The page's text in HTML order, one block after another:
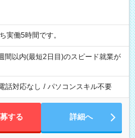
のうち実働5時間です。
間以内(最短2日目)のスピード就業が
話対応なし / パソコンスキル不要
する 詳細へ